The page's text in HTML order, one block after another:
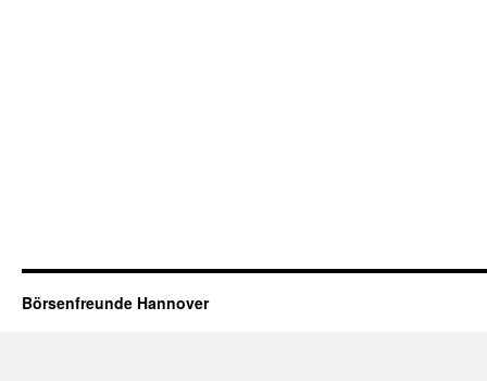
Börsenfreunde Hannover